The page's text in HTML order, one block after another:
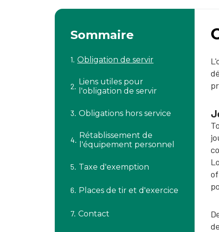
Sommaire
Obligation de servir
Liens utiles pour
l'obligation de servir
Obligations hors service
Rétablissement de
l'équipement personnel
Taxe d'exemption
Places de tir et d'exercice
Contact